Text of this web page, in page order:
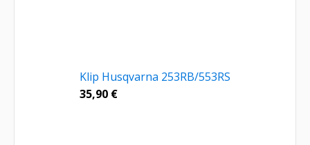
Klip Husqvarna 253RB/553RS
35,90 €